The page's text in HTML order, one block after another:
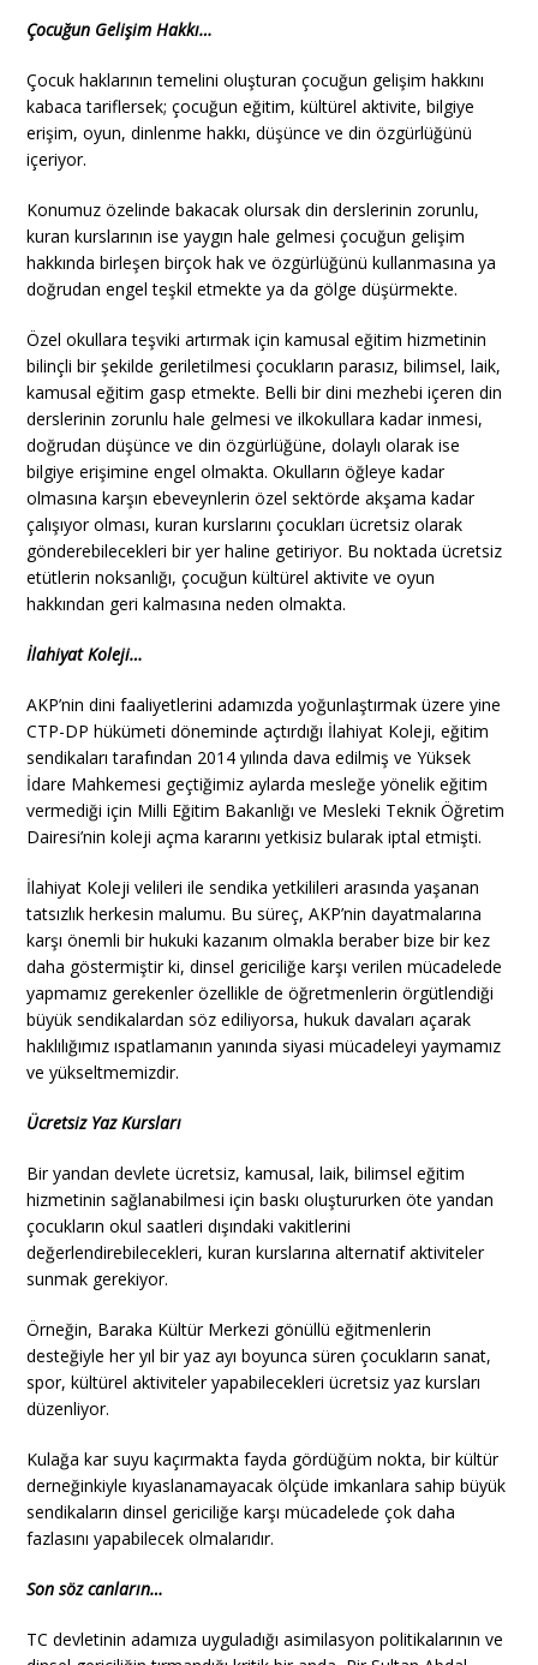
Çocuğun Gelişim Hakkı…
Çocuk haklarının temelini oluşturan çocuğun gelişim hakkını
kabaca tariflersek; çocuğun eğitim, kültürel aktivite, bilgiye
erişim, oyun, dinlenme hakkı, düşünce ve din özgürlüğünü
içeriyor.
Konumuz özelinde bakacak olursak din derslerinin zorunlu,
kuran kurslarının ise yaygın hale gelmesi çocuğun gelişim
hakkında birleşen birçok hak ve özgürlüğünü kullanmasına ya
doğrudan engel teşkil etmekte ya da gölge düşürmekte.
Özel okullara teşviki artırmak için kamusal eğitim hizmetinin
bilinçli bir şekilde geriletilmesi çocukların parasız, bilimsel, laik,
kamusal eğitim gasp etmekte. Belli bir dini mezhebi içeren din
derslerinin zorunlu hale gelmesi ve ilkokullara kadar inmesi,
doğrudan düşünce ve din özgürlüğüne, dolaylı olarak ise
bilgiye erişimine engel olmakta. Okulların öğleye kadar
olmasına karşın ebeveynlerin özel sektörde akşama kadar
çalışıyor olması, kuran kurslarını çocukları ücretsiz olarak
gönderebilecekleri bir yer haline getiriyor. Bu noktada ücretsiz
etütlerin noksanlığı, çocuğun kültürel aktivite ve oyun
hakkından geri kalmasına neden olmakta.
İlahiyat Koleji…
AKP’nin dini faaliyetlerini adamızda yoğunlaştırmak üzere yine
CTP-DP hükümeti döneminde açtırdığı İlahiyat Koleji, eğitim
sendikaları tarafından 2014 yılında dava edilmiş ve Yüksek
İdare Mahkemesi geçtiğimiz aylarda mesleğe yönelik eğitim
vermediği için Milli Eğitim Bakanlığı ve Mesleki Teknik Öğretim
Dairesi’nin koleji açma kararını yetkisiz bularak iptal etmişti.
İlahiyat Koleji velileri ile sendika yetkilileri arasında yaşanan
tatsızlık herkesin malumu. Bu süreç, AKP’nin dayatmalarına
karşı önemli bir hukuki kazanım olmakla beraber bize bir kez
daha göstermiştir ki, dinsel gericiliğe karşı verilen mücadelede
yapmamız gerekenler özellikle de öğretmenlerin örgütlendiği
büyük sendikalardan söz ediliyorsa, hukuk davaları açarak
haklılığımız ıspatlamanın yanında siyasi mücadeleyi yaymamız
ve yükseltmemizdir.
Ücretsiz Yaz Kursları
Bir yandan devlete ücretsiz, kamusal, laik, bilimsel eğitim
hizmetinin sağlanabilmesi için baskı oluştururken öte yandan
çocukların okul saatleri dışındaki vakitlerini
değerlendirebilecekleri, kuran kurslarına alternatif aktiviteler
sunmak gerekiyor.
Örneğin, Baraka Kültür Merkezi gönüllü eğitmenlerin
desteğiyle her yıl bir yaz ayı boyunca süren çocukların sanat,
spor, kültürel aktiviteler yapabilecekleri ücretsiz yaz kursları
düzenliyor.
Kulağa kar suyu kaçırmakta fayda gördüğüm nokta, bir kültür
derneğinkiyle kıyaslanamayacak ölçüde imkanlara sahip büyük
sendikaların dinsel gericiliğe karşı mücadelede çok daha
fazlasını yapabilecek olmalarıdır.
Son söz canların…
TC devletinin adamıza uyguladığı asimilasyon politikalarının ve